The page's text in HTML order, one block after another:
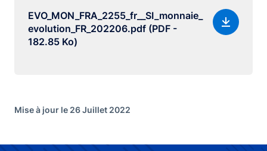
EVO_MON_FRA_2255_fr__SI_monnaie_
evolution_FR_202206.pdf (PDF -
182.85 Ko)
Mise à jour le 26 Juillet 2022